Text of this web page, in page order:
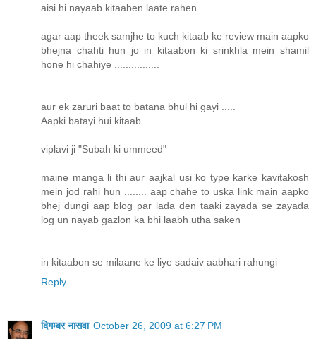
aisi hi nayaab kitaaben laate rahen
agar aap theek samjhe to kuch kitaab ke review main aapko
bhejna chahti hun jo in kitaabon ki srinkhla mein shamil
hone hi chahiye ................
aur ek zaruri baat to batana bhul hi gayi .....
Aapki batayi hui kitaab
viplavi ji "Subah ki ummeed"
maine manga li thi aur aajkal usi ko type karke kavitakosh
mein jod rahi hun ........ aap chahe to uska link main aapko
bhej dungi aap blog par lada den taaki zayada se zayada
log un nayab gazlon ka bhi laabh utha saken
in kitaabon se milaane ke liye sadaiv aabhari rahungi
Reply
दिगम्बर नासवा October 26, 2009 at 6:27 PM